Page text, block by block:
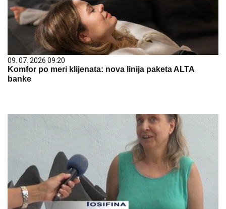
09. 07. 2026 09:20
Komfor po meri klijenata: nova linija paketa ALTA
banke